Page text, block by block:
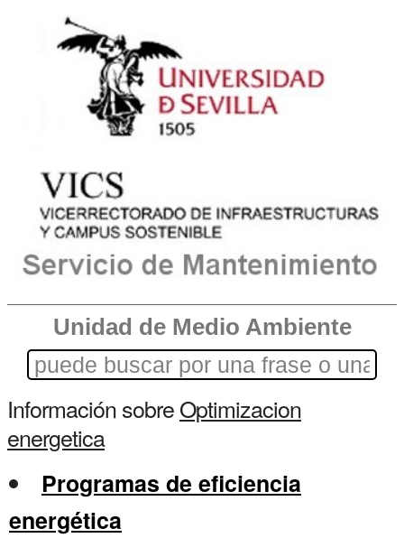
Unidad de Medio Ambiente
Información sobreOptimizacion
energetica
Programas de eficiencia
energética